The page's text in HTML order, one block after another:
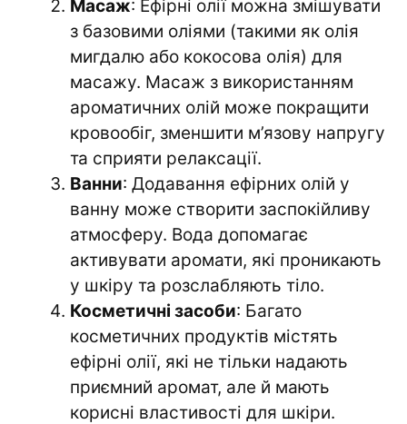
Масаж: Ефірні олії можна змішувати
з базовими оліями (такими як олія
мигдалю або кокосова олія) для
масажу. Масаж з використанням
ароматичних олій може покращити
кровообіг, зменшити м’язову напругу
та сприяти релаксації.
Ванни: Додавання ефірних олій у
ванну може створити заспокійливу
атмосферу. Вода допомагає
активувати аромати, які проникають
у шкіру та розслабляють тіло.
Косметичні засоби: Багато
косметичних продуктів містять
ефірні олії, які не тільки надають
приємний аромат, але й мають
корисні властивості для шкіри.